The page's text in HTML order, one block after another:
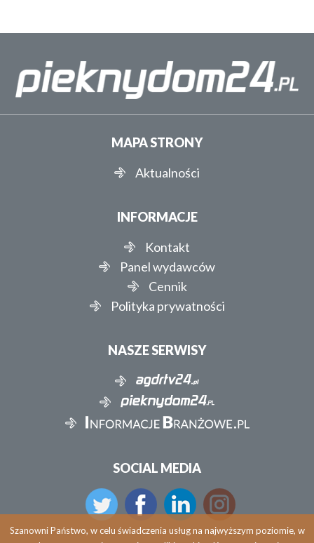
MAPA STRONY
Aktualności
INFORMACJE
Kontakt
Panel wydawców
Cennik
Polityka prywatności
NASZE SERWISY
SOCIAL MEDIA
Szanowni Państwo, w celu świadczenia usług na najwyższym poziomie, w